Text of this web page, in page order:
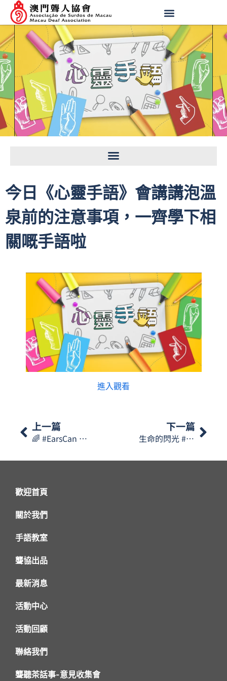
今日《心靈手語》會講講泡溫
泉前的注意事項，一齊學下相
關嘅手語啦
進入觀看
上一篇
🌈 #EarsCan 與您一起談聽說礙💛
下一篇
生命的閃光 #銀齡的價值 《我的閃亮人生》 ✨
歡迎首頁
關於我們
手語教室
聾協出品
最新消息
活動中心
活動回顧
聯絡我們
聾聽茶話事-意見收集會